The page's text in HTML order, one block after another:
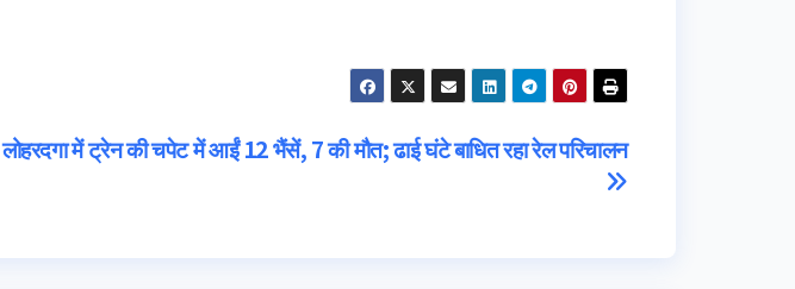
लोहरदगा में ट्रेन की चपेट में आईं 12 भैंसें, 7 की मौत; ढाई घंटे बाधित रहा रेल परिचालन